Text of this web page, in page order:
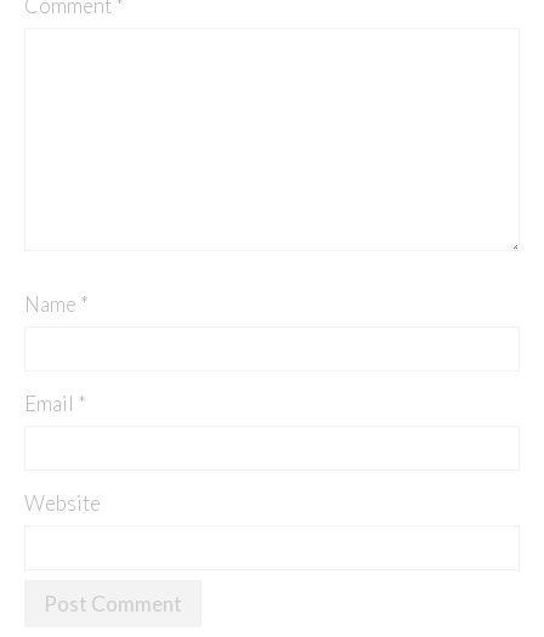
Name *
Email *
Website